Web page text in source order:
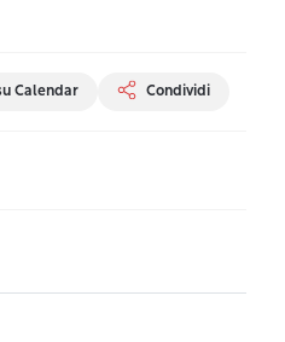
Calendar Condividi